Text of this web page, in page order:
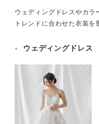
ウェディングドレスやカラ
トレンドに合わせた衣装を
ウェディングドレス